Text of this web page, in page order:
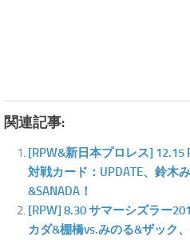
関連記事:
[RPW&新日本プロレス]
対戦カード：UPDATE、鈴木
&SANADA！
[RPW] 8.30 サマーシズラー
カダ&棚橋vs.みのる&ザック